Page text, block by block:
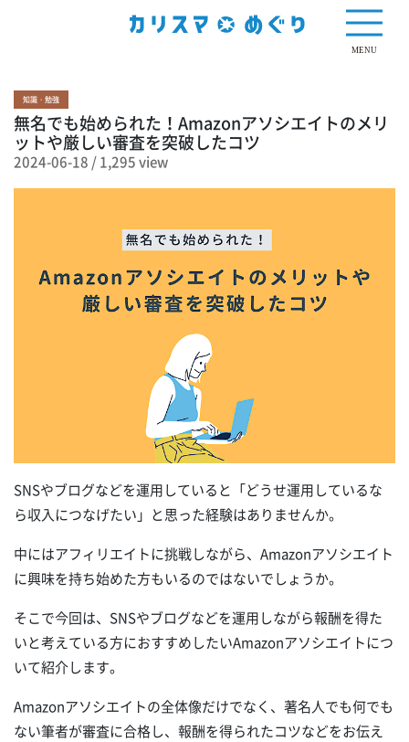
MENU
知識・勉強
無名でも始められた！Amazonアソシエイトのメリ
ットや厳しい審査を突破したコツ
2024-06-18 /1,295 view
SNSやブログなどを運用していると「どうせ運用しているな
ら収入につなげたい」と思った経験はありませんか。
中にはアフィリエイトに挑戦しながら、Amazonアソシエイト
に興味を持ち始めた方もいるのではないでしょうか。
そこで今回は、SNSやブログなどを運用しながら報酬を得た
いと考えている方におすすめしたいAmazonアソシエイトにつ
いて紹介します。
Amazonアソシエイトの全体像だけでなく、著名人でも何でも
ない筆者が審査に合格し、報酬を得られたコツなどをお伝え